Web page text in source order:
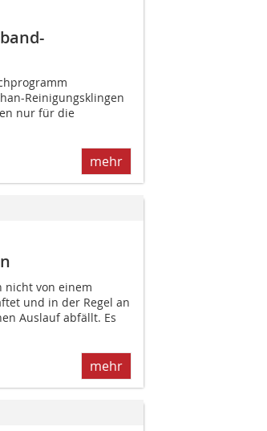
Reinigungsklingen
nur für die
mehr
nicht von einem
und in der Regel an
Auslauf abfällt. Es
mehr